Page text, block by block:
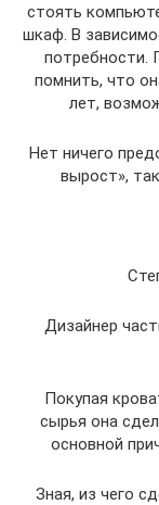
стоять
шкаф. В
потребности.
помнить, что
лет,
Нет ничего
вырост»,
Дизайнер
Покупая
сырья она
основной
Зная, из чего